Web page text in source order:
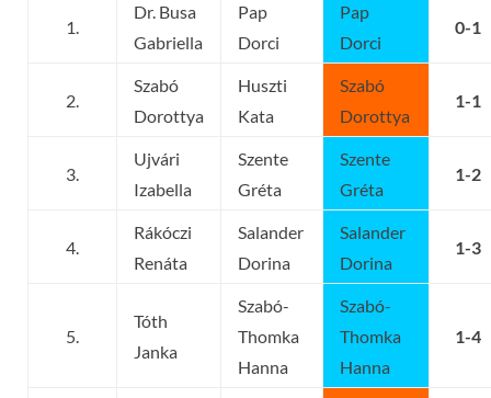
1.
Dr. Busa
Gabriella
Pap
Dorci
Pap
Dorci
0-1
2.
Szabó
Dorottya
Huszti
Kata
Szabó
Dorottya
1-1
3.
Ujvári
Izabella
Szente
Gréta
Szente
Gréta
1-2
4.
Rákóczi
Renáta
Salander
Dorina
Salander
Dorina
1-3
5.
Tóth
Janka
Szabó-
Thomka
Hanna
Szabó-
Thomka
Hanna
1-4